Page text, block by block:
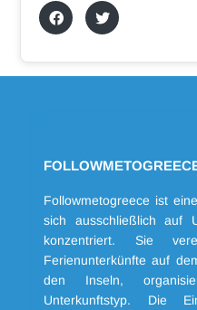
Followmetogreece ist
sich ausschließlich auf
konzentriert. Sie
Ferienunterkünfte auf
den Inseln,
Unterkunftstyp. Die